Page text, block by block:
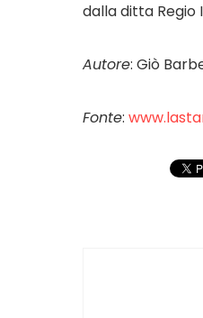
dalla ditta Regio
Autore: Giò
Fonte: